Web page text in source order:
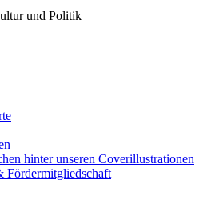
und Politik
hinter unseren Coverillustrationen
Fördermitgliedschaft